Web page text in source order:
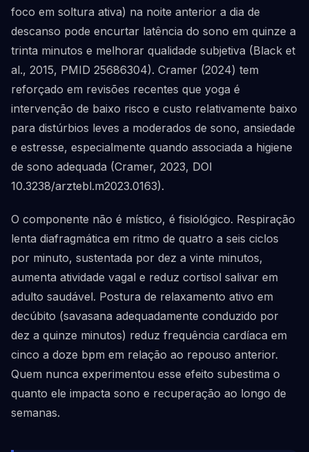
foco em soltura ativa) na noite anterior a dia de
descanso pode encurtar latência do sono em quinze a
trinta minutos e melhorar qualidade subjetiva (Black et
al., 2015, PMID 25686304). Cramer (2024) tem
reforçado em revisões recentes que yoga é
intervenção de baixo risco e custo relativamente baixo
para distúrbios leves a moderados de sono, ansiedade
e estresse, especialmente quando associada a higiene
de sono adequada (Cramer, 2023, DOI
10.3238/arztebl.m2023.0163).
O componente não é místico, é fisiológico. Respiração
lenta diafragmática em ritmo de quatro a seis ciclos
por minuto, sustentada por dez a vinte minutos,
aumenta atividade vagal e reduz cortisol salivar em
adulto saudável. Postura de relaxamento ativo em
decúbito (savasana adequadamente conduzido por
dez a quinze minutos) reduz frequência cardíaca em
cinco a doze bpm em relação ao repouso anterior.
Quem nunca experimentou esse efeito subestima o
quanto ele impacta sono e recuperação ao longo de
semanas.